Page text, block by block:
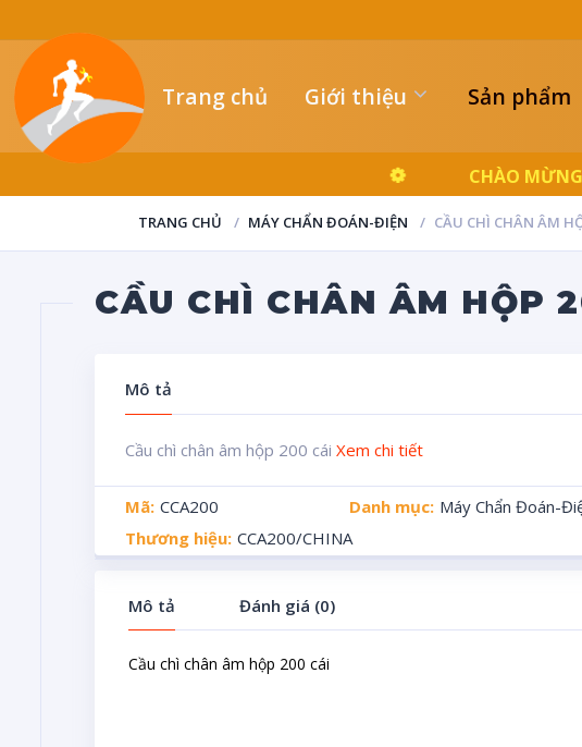
Trang chủ Giới thiệu Sản phẩm
TRANG CHỦ MÁY CHẨN ĐOÁN-ĐIỆN CẦU CHÌ CHÂN ÂM
CẦU CHÌ CHÂN ÂM HỘP
Mô tả
Cầu chì chân âm hộp 200 cáiXem chi tiết
Mã: CCA200 Danh mục: Máy Chẩn Đoán-
Thương hiệu: CCA200/CHINA
Mô tả Đánh giá (0)
Cầu chì chân âm hộp 200 cái